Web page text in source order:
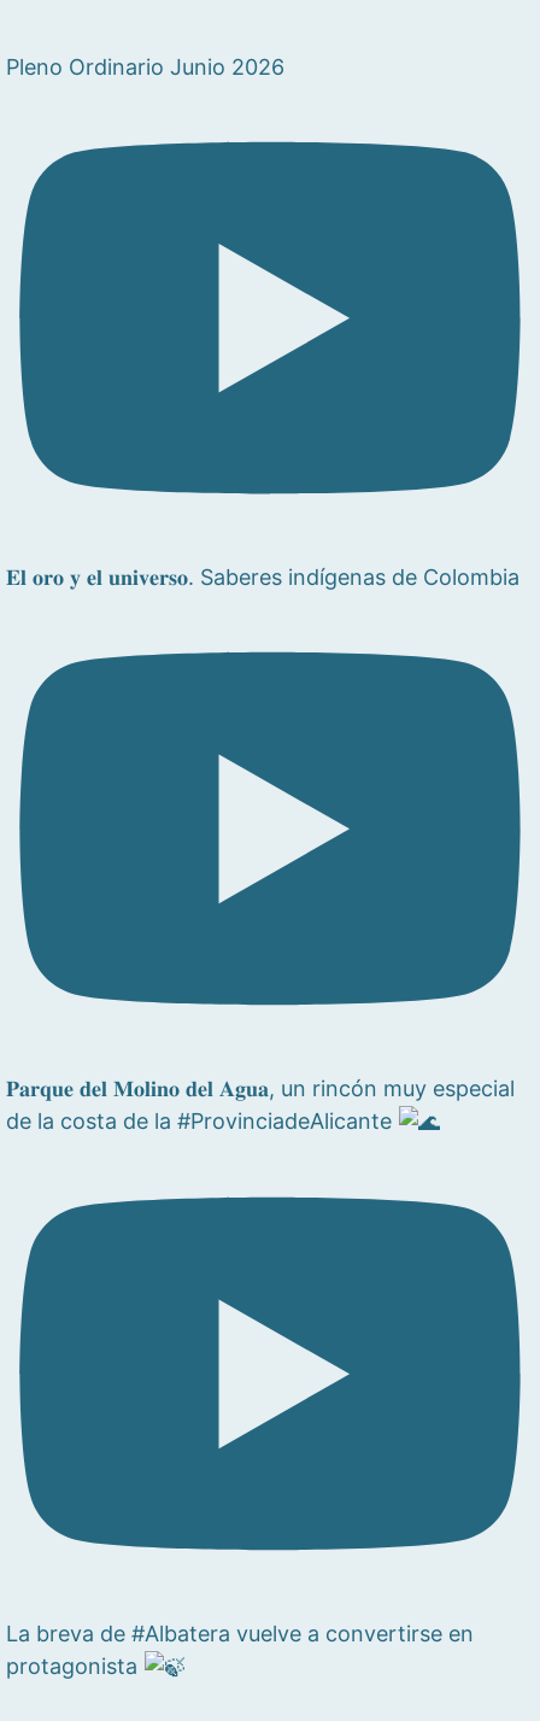
Pleno Ordinario Junio 2026
𝐄𝐥 𝐨𝐫𝐨 𝐲 𝐞𝐥 𝐮𝐧𝐢𝐯𝐞𝐫𝐬𝐨. Saberes indígenas de Colombia
𝐏𝐚𝐫𝐪𝐮𝐞 𝐝𝐞𝐥 𝐌𝐨𝐥𝐢𝐧𝐨 𝐝𝐞𝐥 𝐀𝐠𝐮𝐚, un rincón muy especial
de la costa de la #ProvinciadeAlicante
La breva de #Albatera vuelve a convertirse en
protagonista